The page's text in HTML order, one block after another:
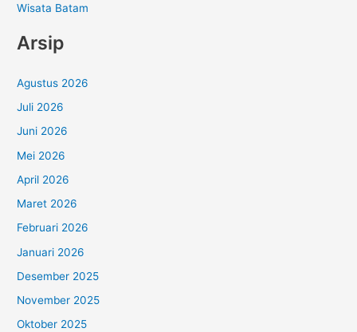
Wisata Batam
Arsip
Agustus 2026
Juli 2026
Juni 2026
Mei 2026
April 2026
Maret 2026
Februari 2026
Januari 2026
Desember 2025
November 2025
Oktober 2025